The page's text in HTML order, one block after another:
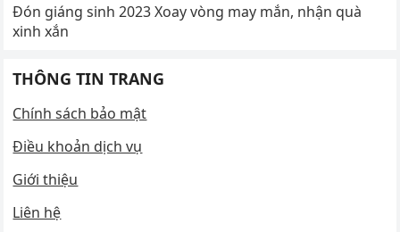
Đón giáng sinh 2023 Xoay vòng may mắn, nhận quà
xinh xắn
THÔNG TIN TRANG
Chính sách bảo mật
Điều khoản dịch vụ
Giới thiệu
Liên hệ